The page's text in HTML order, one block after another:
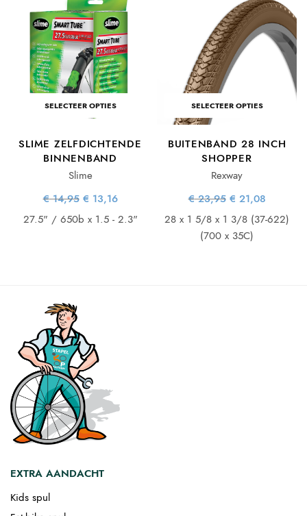
SELECTEER OPTIES
SLIME ZELFDICHTENDE
BINNENBAND
Slime
€14,95 Oorspronkelijke
prijs was:
€ 14,95.
€ 13,16Huidige
€ 13,16.
27.5" / 650b x 1.5 - 2.3"
SELECTEER OPTIES
BUITENBAND 28 INCH
SHOPPER
Rexway
€23,95 Oorspronkelijke
prijs was:
€ 23,95.
€ 21,08
€ 21,08.
28 x 1 5/8 x 1 3/8 (37-622)
(700 x 35C)
EXTRA AANDACHT
Kids spul